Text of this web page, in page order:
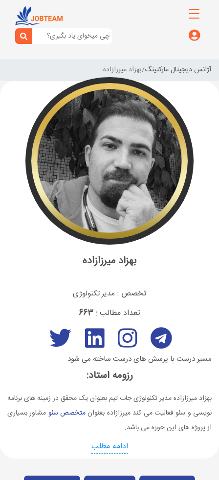
آژانس دیجیتال مارکتینگ بهزاد میرزازاده
بهزاد میرزازاده
تخصص : مدیر تکنولوژی
تعداد مطالب :663
مسیر درست با پرسش های درست ساخته می شود
رزومه استاد:
بهزاد میرزازاده مدیر تکنولوژی جاب تیم بعنوان یک محقق در زمینه های برنامه
نویسی و سئو فعالیت می کند میرزازاده بعنوانمتخصص سئو مشاور بسیاری
از پروژه های این حوزه می باشد.
ادامه مطلب